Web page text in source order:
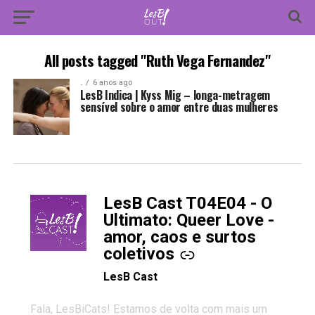
All posts tagged "Ruth Vega Fernandez"
. 6 anos ago
LesB Indica | Kyss Mig – longa-metragem
sensível sobre o amor entre duas mulheres
LesB Cast T04E04 - O
Ultimato: Queer Love -
amor, caos e surtos
coletivos
-
LesB Cast
Fala, LesBiCats! Estamos de volta com mais um